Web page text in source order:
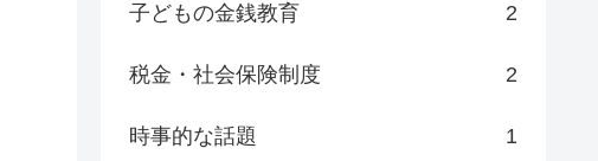
子どもの金銭教育 2
税金・社会保険制度 2
時事的な話題 1